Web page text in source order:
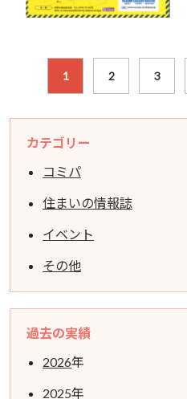
1 2 3
カテゴリー
コミパ
住まいの情報誌
イベント
その他
過去の実績
2026年
2025年